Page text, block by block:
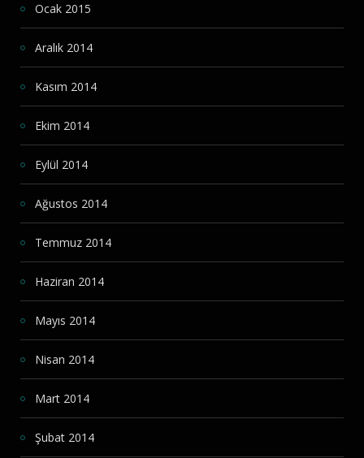
Ocak 2015
Aralık 2014
Kasım 2014
Ekim 2014
Eylül 2014
Ağustos 2014
Temmuz 2014
Haziran 2014
Mayıs 2014
Nisan 2014
Mart 2014
Şubat 2014